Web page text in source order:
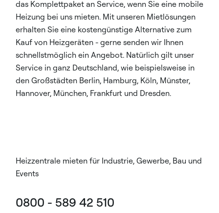
das Komplettpaket an Service, wenn Sie eine mobile
Heizung bei uns mieten. Mit unseren Mietlösungen
erhalten Sie eine kostengünstige Alternative zum
Kauf von Heizgeräten - gerne senden wir Ihnen
schnellstmöglich ein Angebot. Natürlich gilt unser
Service in ganz Deutschland, wie beispielsweise in
den Großstädten Berlin, Hamburg, Köln, Münster,
Hannover, München, Frankfurt und Dresden.
Heizzentrale mieten für Industrie, Gewerbe, Bau und
Events
0800 - 589 42 510